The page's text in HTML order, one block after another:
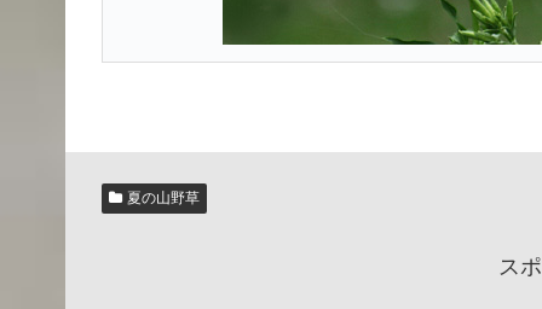
夏の山野草
ス